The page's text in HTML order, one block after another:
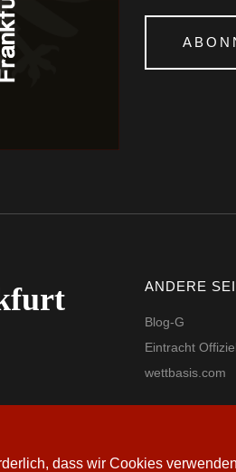
ANDERE
Blog-G
Eintracht
wettbasis.com
dass wir Cookies